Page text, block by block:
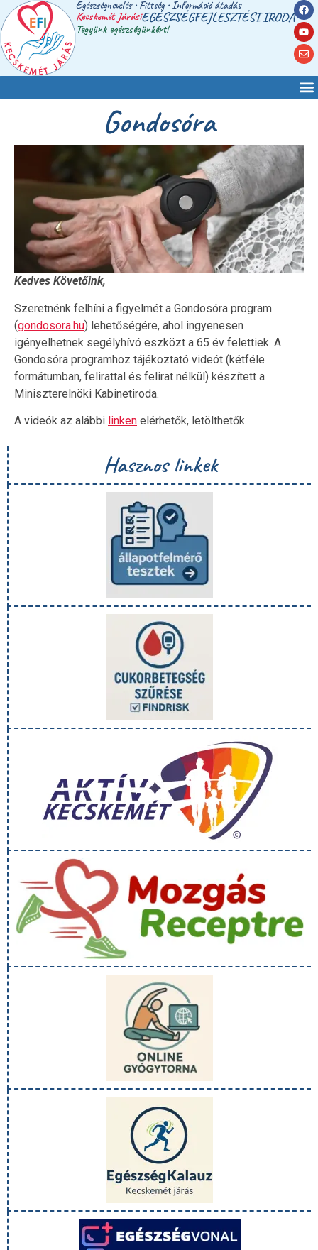
Egészségnevelés • Fittség • Információ átadás
Kecskemét JárásiEGÉSZSÉGFEJLESZTÉSI IRODA
Tegyünk egészségünkért!
Gondosóra
Kedves Követőink,
Szeretnénk felhíni a figyelmét a Gondosóra program
(gondosora.hu) lehetőségére, ahol ingyenesen
igényelhetnek segélyhívó eszközt a 65 év felettiek. A
Gondosóra programhoz tájékoztató videót (kétféle
formátumban, felirattal és felirat nélkül) készített a
Miniszterelnöki Kabinetiroda.
A videók az alábbi linken elérhetők, letölthetők.
Hasznos linkek